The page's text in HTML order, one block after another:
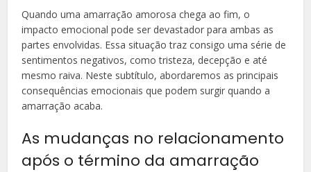
Quando uma amarração amorosa chega ao fim, o
impacto emocional pode ser devastador para ambas as
partes envolvidas. Essa situação traz consigo uma série de
sentimentos negativos, como tristeza, decepção e até
mesmo raiva. Neste subtítulo, abordaremos as principais
consequências emocionais que podem surgir quando a
amarração acaba.
As mudanças no relacionamento
após o término da amarração